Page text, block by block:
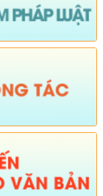
(04/08/2026)
dục pháp luật 6
Lầu)
năm học 2025-
(24/07/2026)
truyền, vận động
khoản định danh
tử, tài khoản an